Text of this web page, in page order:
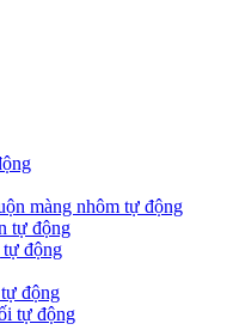
màng nhôm tự động
tự động
tự động
động
tự động